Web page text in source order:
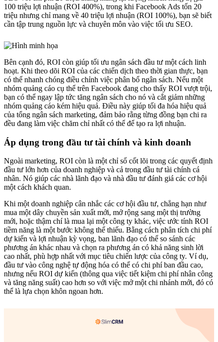
100 triệu lợi nhuận (ROI 400%), trong khi Facebook Ads tốn 20
triệu nhưng chỉ mang về 40 triệu lợi nhuận (ROI 100%), bạn sẽ biết
cần tập trung nguồn lực và chuyên môn vào việc tối ưu SEO.
Bên cạnh đó, ROI còn giúp tối ưu ngân sách đầu tư một cách linh
hoạt. Khi theo dõi ROI của các chiến dịch theo thời gian thực, bạn
có thể nhanh chóng điều chỉnh việc phân bổ ngân sách. Nếu một
nhóm quảng cáo cụ thể trên Facebook đang cho thấy ROI vượt trội,
bạn có thể ngay lập tức tăng ngân sách cho nó và cắt giảm những
nhóm quảng cáo kém hiệu quả. Điều này giúp tối đa hóa hiệu quả
của tổng ngân sách marketing, đảm bảo rằng từng đồng bạn chi ra
đều đang làm việc chăm chỉ nhất có thể để tạo ra lợi nhuận.
Áp dụng trong đầu tư tài chính và kinh doanh
Ngoài marketing, ROI còn là một chỉ số cốt lõi trong các quyết định
đầu tư lớn hơn của doanh nghiệp và cả trong đầu tư tài chính cá
nhân. Nó giúp các nhà lãnh đạo và nhà đầu tư đánh giá các cơ hội
một cách khách quan.
Khi một doanh nghiệp cân nhắc các cơ hội đầu tư, chẳng hạn như
mua một dây chuyền sản xuất mới, mở rộng sang một thị trường
mới, hoặc thậm chí là mua lại một công ty khác, việc ước tính ROI
tiềm năng là một bước không thể thiếu. Bằng cách phân tích chi phí
dự kiến và lợi nhuận kỳ vọng, ban lãnh đạo có thể so sánh các
phương án khác nhau và chọn ra phương án có khả năng sinh lời
cao nhất, phù hợp nhất với mục tiêu chiến lược của công ty. Ví dụ,
đầu tư vào công nghệ tự động hóa có thể có chi phí ban đầu cao,
nhưng nếu ROI dự kiến (thông qua việc tiết kiệm chi phí nhân công
và tăng năng suất) cao hơn so với việc mở một chi nhánh mới, đó có
thể là lựa chọn khôn ngoan hơn.